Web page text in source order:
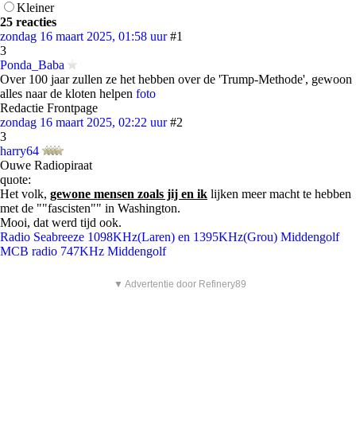
Kleiner
25 reacties
zondag 16 maart 2025, 01:58 uur #1
3
Ponda_Baba
Over 100 jaar zullen ze het hebben over de 'Trump-Methode', gewoon
alles naar de kloten helpen foto
Redactie Frontpage
zondag 16 maart 2025, 02:22 uur #2
3
harry64
Ouwe Radiopiraat
quote:
Het volk, gewone mensen zoals jij en ik lijken meer macht te hebben
met de ""fascisten"" in Washington.
Mooi, dat werd tijd ook.
Radio Seabreeze 1098KHz(Laren) en 1395KHz(Grou) Middengolf
MCB radio 747KHz Middengolf
▼ Advertentie door Refinery89